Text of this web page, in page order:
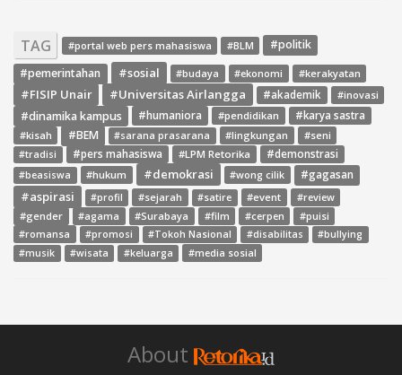
TAG #portal web pers mahasiswa #BLM
#politik
#pemerintahan
#sosial #budaya #ekonomi #kerakyatan
#FISIP Unair #Universitas Airlangga #akademik #inovasi
#dinamika kampus #humaniora #pendidikan
#karya sastra
#kisah
#BEM #sarana prasarana #lingkungan #seni
#tradisi #pers mahasiswa #LPM Retorika #demonstrasi
#beasiswa #hukum #demokrasi #wong cilik #gagasan
#aspirasi #profil #sejarah #satire #event
#review
#gender
#agama #Surabaya #film #cerpen
#puisi
#romansa
#promosi #Tokoh Nasional #disabilitas
#bullying
#musik
#wisata #keluarga #media sosial
About